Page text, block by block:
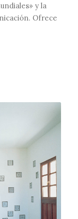
y la
Ofrece